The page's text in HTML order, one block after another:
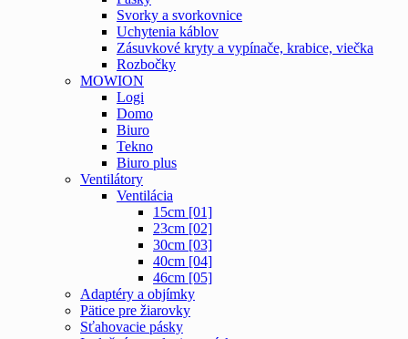
Svorky a svorkovnice
Uchytenia káblov
Zásuvkové kryty a vypínače, krabice, viečka
Rozbočky
MOWION
Logi
Domo
Biuro
Tekno
Biuro plus
Ventilátory
Ventilácia
15cm [01]
23cm [02]
30cm [03]
40cm [04]
46cm [05]
Adaptéry a objímky
Pätice pre žiarovky
Sťahovacie pásky